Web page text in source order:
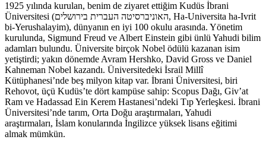
1925 yılında kurulan, benim de ziyaret ettiğim Kudüs İbrani
Üniversitesi (האוניברסיטה העברית בירושלים‎, Ha-Universita ha-Ivrit
bi-Yerushalayim), dünyanın en iyi 100 okulu arasında. Yönetim
kurulunda, Sigmund Freud ve Albert Einstein gibi ünlü Yahudi bilim
adamları bulundu. Üniversite birçok Nobel ödülü kazanan isim
yetiştirdi; yakın dönemde Avram Hershko, David Gross ve Daniel
Kahneman Nobel kazandı. Üniversitedeki İsrail Millî
Kütüphanesi’nde beş milyon kitap var. İbrani Üniversitesi, biri
Rehovot, üçü Kudüs’te dört kampüse sahip: Scopus Dağı, Giv’at
Ram ve Hadassad Ein Kerem Hastanesi’ndeki Tıp Yerleşkesi. İbrani
Üniversitesi’nde tarım, Orta Doğu araştırmaları, Yahudi
araştırmaları, İslam konularında İngilizce yüksek lisans eğitimi
almak mümkün.